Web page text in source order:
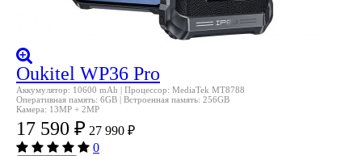
Oukitel WP36 Pro
Аккумулятор: 10600 mAh | Процессор: MediaTek MT8788
Оперативная память: 6GB | Встроенная память: 256GB
Камера: 13MP + 2MP
17 590 ₽ 27 990 ₽
0